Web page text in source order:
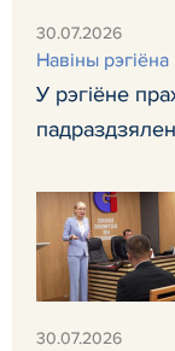
30.07.2026
Навiны рэгiёна
У рэгіёне
30.07.2026